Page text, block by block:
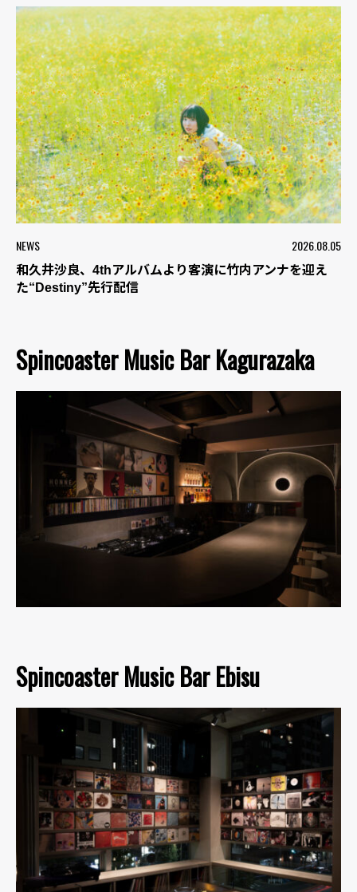
NEWS 2026.08.05
和久井沙良、4thアルバムより客演に竹内アンナを迎え
た“Destiny”先行配信
Spincoaster Music Bar Kagurazaka
Spincoaster Music Bar Ebisu